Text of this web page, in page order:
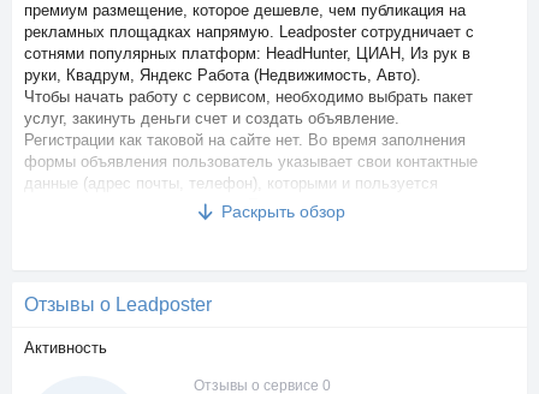
премиум размещение, которое дешевле, чем публикация на
рекламных площадках напрямую. Leadposter сотрудничает с
сотнями популярных платформ: HeadHunter, ЦИАН, Из рук в
руки, Квадрум, Яндекс Работа (Недвижимость, Авто).
Чтобы начать работу с сервисом, необходимо выбрать пакет
услуг, закинуть деньги счет и создать объявление.
Регистрации как таковой на сайте нет. Во время заполнения
формы объявления пользователь указывает свои контактные
данные (адрес почты, телефон), которыми и пользуется
сервис для отправки отчетов. Есть три способа пополнения:
через ЯндексДеньги, банковской картой или со счета
все объявления в "одном окне".
Раскрыть обзор
Отзывы о Leadposter
Активность
Отзывы о сервисе 0